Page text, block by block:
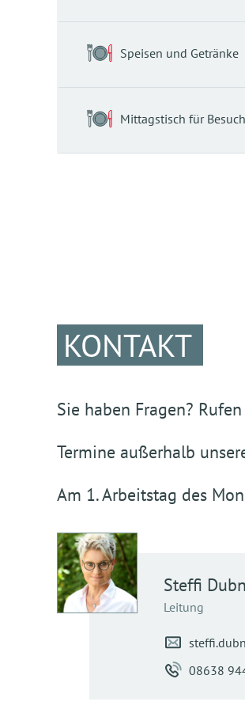
Speisen und Getränke
Mittagstisch für
KONTAKT
Sie haben Fragen?
Termine außerhalb
Am 1. Arbeitstag des
Steffi
Leitung
08638